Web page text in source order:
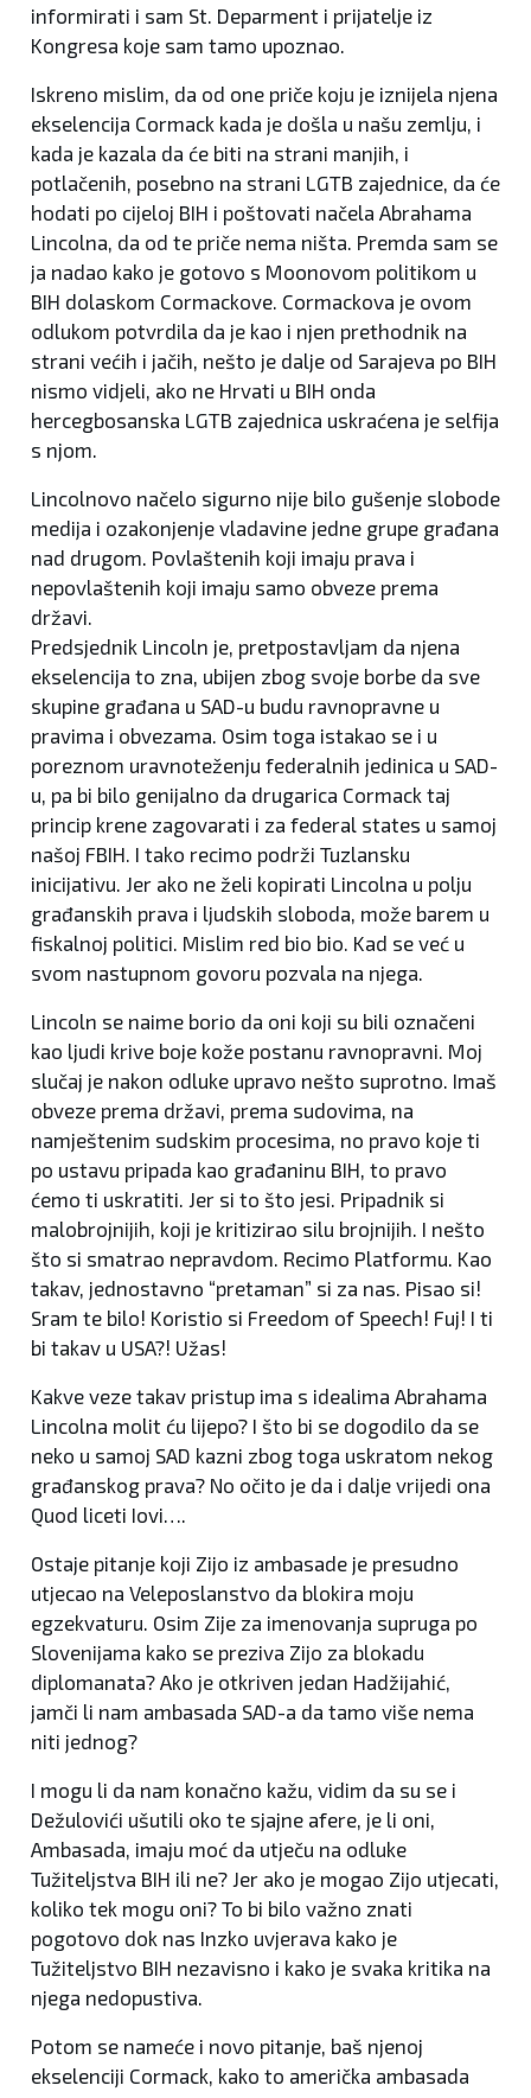
informirati i sam St. Deparment i prijatelje iz
Kongresa koje sam tamo upoznao.
Iskreno mislim, da od one priče koju je iznijela njena
ekselencija Cormack kada je došla u našu zemlju, i
kada je kazala da će biti na strani manjih, i
potlačenih, posebno na strani LGTB zajednice, da će
hodati po cijeloj BIH i poštovati načela Abrahama
Lincolna, da od te priče nema ništa. Premda sam se
ja nadao kako je gotovo s Moonovom politikom u
BIH dolaskom Cormackove. Cormackova je ovom
odlukom potvrdila da je kao i njen prethodnik na
strani većih i jačih, nešto je dalje od Sarajeva po BIH
nismo vidjeli, ako ne Hrvati u BIH onda
hercegbosanska LGTB zajednica uskraćena je selfija
s njom.
Lincolnovo načelo sigurno nije bilo gušenje slobode
medija i ozakonjenje vladavine jedne grupe građana
nad drugom. Povlaštenih koji imaju prava i
nepovlaštenih koji imaju samo obveze prema
državi.
Predsjednik Lincoln je, pretpostavljam da njena
ekselencija to zna, ubijen zbog svoje borbe da sve
skupine građana u SAD-u budu ravnopravne u
pravima i obvezama. Osim toga istakao se i u
poreznom uravnoteženju federalnih jedinica u SAD-
u, pa bi bilo genijalno da drugarica Cormack taj
princip krene zagovarati i za federal states u samoj
našoj FBIH. I tako recimo podrži Tuzlansku
inicijativu. Jer ako ne želi kopirati Lincolna u polju
građanskih prava i ljudskih sloboda, može barem u
fiskalnoj politici. Mislim red bio bio. Kad se već u
svom nastupnom govoru pozvala na njega.
Lincoln se naime borio da oni koji su bili označeni
kao ljudi krive boje kože postanu ravnopravni. Moj
slučaj je nakon odluke upravo nešto suprotno. Imaš
obveze prema državi, prema sudovima, na
namještenim sudskim procesima, no pravo koje ti
po ustavu pripada kao građaninu BIH, to pravo
ćemo ti uskratiti. Jer si to što jesi. Pripadnik si
malobrojnijih, koji je kritizirao silu brojnijih. I nešto
što si smatrao nepravdom. Recimo Platformu. Kao
takav, jednostavno “pretaman” si za nas. Pisao si!
Sram te bilo! Koristio si Freedom of Speech! Fuj! I ti
bi takav u USA?! Užas!
Kakve veze takav pristup ima s idealima Abrahama
Lincolna molit ću lijepo? I što bi se dogodilo da se
neko u samoj SAD kazni zbog toga uskratom nekog
građanskog prava? No očito je da i dalje vrijedi ona
Quod liceti Iovi….
Ostaje pitanje koji Zijo iz ambasade je presudno
utjecao na Veleposlanstvo da blokira moju
egzekvaturu. Osim Zije za imenovanja supruga po
Slovenijama kako se preziva Zijo za blokadu
diplomanata? Ako je otkriven jedan Hadžijahić,
jamči li nam ambasada SAD-a da tamo više nema
niti jednog?
I mogu li da nam konačno kažu, vidim da su se i
Dežulovići ušutili oko te sjajne afere, je li oni,
Ambasada, imaju moć da utječu na odluke
Tužiteljstva BIH ili ne? Jer ako je mogao Zijo utjecati,
koliko tek mogu oni? To bi bilo važno znati
pogotovo dok nas Inzko uvjerava kako je
Tužiteljstvo BIH nezavisno i kako je svaka kritika na
njega nedopustiva.
Potom se nameće i novo pitanje, baš njenoj
ekselenciji Cormack, kako to američka ambasada